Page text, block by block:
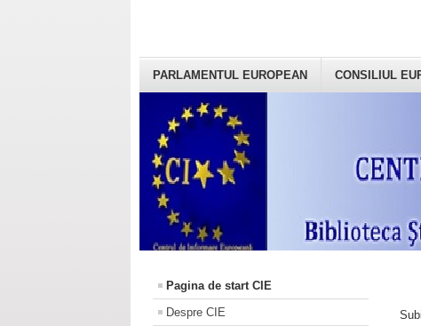
PARLAMENTUL EUROPEAN CONSILIUL
Pagina de start CIE
Despre CIE